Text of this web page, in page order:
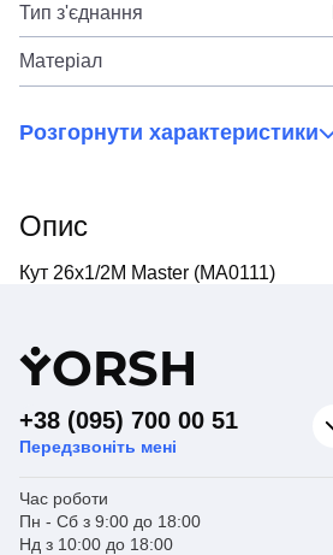
Тип з'єднання
Матеріал
Розгорнути характеристики
Опис
Кут 26x1/2M Master (MA0111)
YORSH
+38 (095) 700 00 51
Передзвоніть мені
Час роботи
Пн - Сб з 9:00 до 18:00
Нд з 10:00 до 18:00